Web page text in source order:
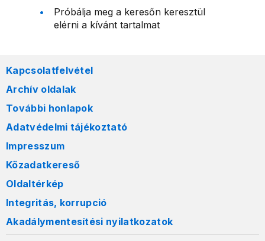
Próbálja meg a keresőn keresztül
elérni a kívánt tartalmat
Kapcsolatfelvétel
Archív oldalak
További honlapok
Adatvédelmi tájékoztató
Impresszum
Közadatkereső
Oldaltérkép
Integritás, korrupció
Akadálymentesítési nyilatkozatok